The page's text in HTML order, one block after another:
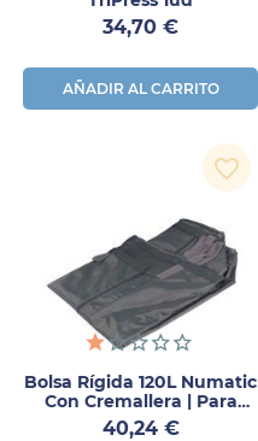
Precio
34,70 €
AÑADIR AL CARRITO
Bolsa Rígida 120L Numatic
Con Cremallera | Para
Carros EcoMatic
Precio
40,24 €
favorite_border